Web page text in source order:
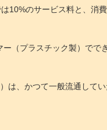
のサービス料と、消
（プラスチック製）でで
、かつて一般流通して